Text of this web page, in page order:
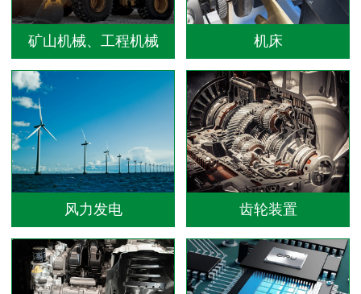
矿山机械、工程机械 机床
风力发电 齿轮装置